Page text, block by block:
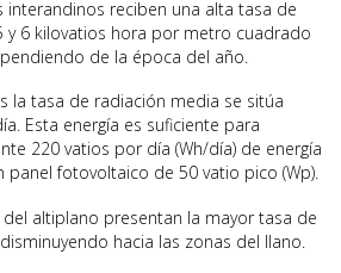
interandinos reciben una alta tasa de
y 6 kilovatios hora por metro cuadrado
de la época del año.
la tasa de radiación media se sitúa
Esta energía es suficiente para
220 vatios por día (Wh/día) de energía
panel fotovoltaico de 50 vatio pico (Wp).
altiplano presentan la mayor tasa de
hacia las zonas del llano.